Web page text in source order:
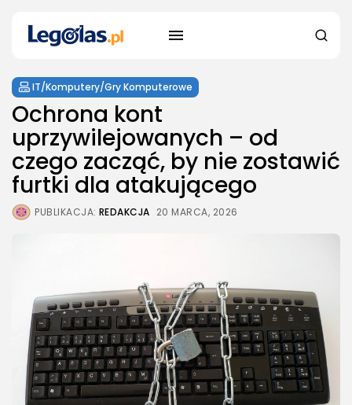
IT/Komputery/Gry Komputerowe
Ochrona kont
uprzywilejowanych – od
czego zacząć, by nie zostawić
furtki dla atakującego
PUBLIKACJA: REDAKCJA 20 MARCA, 2026